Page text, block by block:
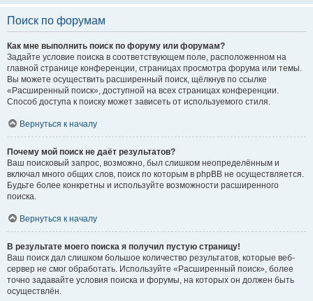
Поиск по форумам
Как мне выполнить поиск по форуму или форумам?
Задайте условие поиска в соответствующем поле, расположенном на
главной странице конференции, страницах просмотра форума или темы.
Вы можете осуществить расширенный поиск, щёлкнув по ссылке
«Расширенный поиск», доступной на всех страницах конференции.
Способ доступа к поиску может зависеть от используемого стиля.
Вернуться к началу
Почему мой поиск не даёт результатов?
Ваш поисковый запрос, возможно, был слишком неопределённым и
включал много общих слов, поиск по которым в phpBB не осуществляется.
Будьте более конкретны и используйте возможности расширенного
поиска.
Вернуться к началу
В результате моего поиска я получил пустую страницу!
Ваш поиск дал слишком большое количество результатов, которые веб-
сервер не смог обработать. Используйте «Расширенный поиск», более
точно задавайте условия поиска и форумы, на которых он должен быть
осуществлён.